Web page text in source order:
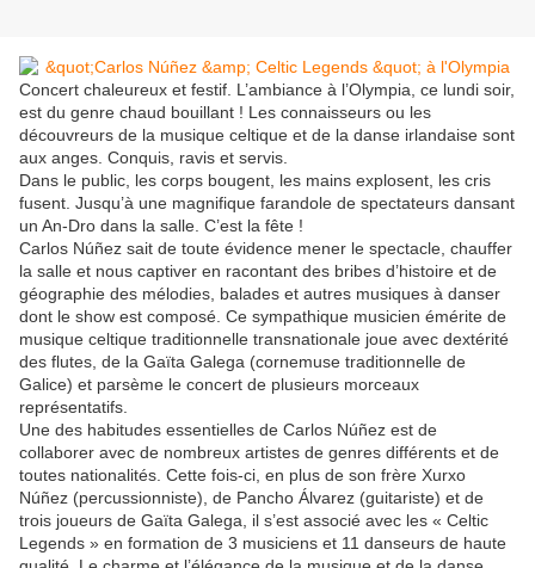
Concert chaleureux et festif. L’ambiance à l’Olympia, ce lundi soir,
est du genre chaud bouillant ! Les connaisseurs ou les
découvreurs de la musique celtique et de la danse irlandaise sont
aux anges. Conquis, ravis et servis.
Dans le public, les corps bougent, les mains explosent, les cris
fusent. Jusqu’à une magnifique farandole de spectateurs dansant
un An-Dro dans la salle. C’est la fête !
Carlos Núñez sait de toute évidence mener le spectacle, chauffer
la salle et nous captiver en racontant des bribes d’histoire et de
géographie des mélodies, balades et autres musiques à danser
dont le show est composé. Ce sympathique musicien émérite de
musique celtique traditionnelle transnationale joue avec dextérité
des flutes, de la Gaïta Galega (cornemuse traditionnelle de
Galice) et parsème le concert de plusieurs morceaux
représentatifs.
Une des habitudes essentielles de Carlos Núñez est de
collaborer avec de nombreux artistes de genres différents et de
toutes nationalités. Cette fois-ci, en plus de son frère Xurxo
Núñez (percussionniste), de Pancho Álvarez (guitariste) et de
trois joueurs de Gaïta Galega, il s’est associé avec les « Celtic
Legends » en formation de 3 musiciens et 11 danseurs de haute